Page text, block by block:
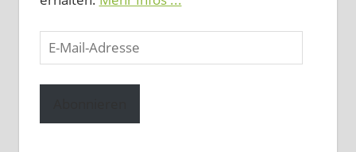
E-
Mail-
Adresse